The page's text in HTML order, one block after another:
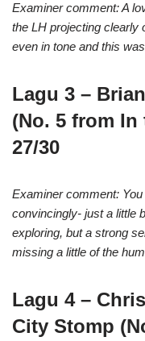
Examiner comment: A
the LH projecting clearly
even in tone and this
Lagu 3 –
(No. 5 from In
27/30
Examiner comment: You
convincingly- just a little
exploring, but a strong
missing a little of the
Lagu 4 –
City Stomp